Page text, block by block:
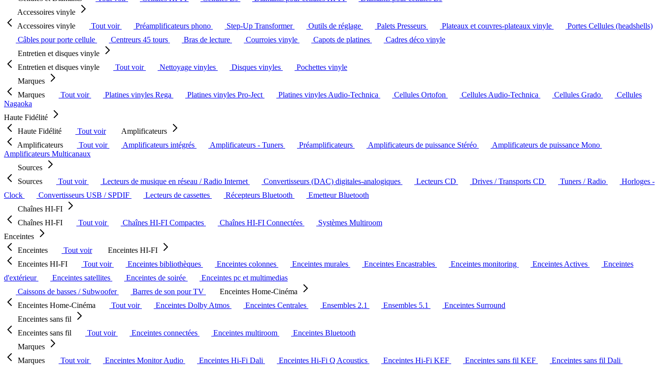
Accessoires vinyle
Accessoires vinyle
Tout voir Préamplificateurs phono Step-Up Transformer Outils de réglage Palets Presseurs Plateaux et couvres-plateaux vinyle
Portes Cellules (headshells)
Câbles pour porte cellule
Centreurs 45 tours Bras de lecture Courroies vinyle Capots de platines
Cadres déco vinyle
Entretien et disques vinyle
Entretien et disques vinyle
Tout voir Nettoyage vinyles Disques vinyles
Pochettes vinyle
Marques
Marques
Tout voir Platines vinyles Rega Platines vinyles Pro-Ject Platines vinyles Audio-Technica Cellules Ortofon Cellules Audio-Technica Cellules Grado
Cellules
Nagaoka
Haute Fidélité
Haute Fidélité
Tout voir
Amplificateurs
Amplificateurs
Tout voir Amplificateurs intégrés Amplificateurs - Tuners Préamplificateurs Amplificateurs de puissance Stéréo
Amplificateurs de puissance Mono
Amplificateurs Multicanaux
Sources
Sources
Tout voir Lecteurs de musique en réseau / Radio Internet Convertisseurs (DAC) digitales-analogiques Lecteurs CD Drives / Transports CD Tuners / Radio
Horloges -
Clock
Convertisseurs USB / SPDIF Lecteurs de cassettes Récepteurs Bluetooth
Emetteur Bluetooth
Chaînes HI-FI
Chaînes HI-FI
Tout voir Chaînes HI-FI Compactes Chaînes HI-FI Connectées
Systèmes Multiroom
Enceintes
Enceintes
Tout voir
Enceintes HI-FI
Enceintes HI-FI
Tout voir Enceintes bibliothèques Enceintes colonnes Enceintes murales Enceintes Encastrables Enceintes monitoring Enceintes Actives
Enceintes
d'extérieur
Enceintes satellites Enceintes de soirée
Enceintes pc et multimedias
Caissons de basses / Subwoofer
Barres de son pour TV
Enceintes Home-Cinéma
Enceintes Home-Cinéma
Tout voir Enceintes Dolby Atmos Enceintes Centrales Ensembles 2.1 Ensembles 5.1
Enceintes Surround
Enceintes sans fil
Enceintes sans fil
Tout voir Enceintes connectées Enceintes multiroom
Enceintes Bluetooth
Marques
Marques
Tout voir Enceintes Monitor Audio Enceintes Hi-Fi Dali Enceintes Hi-Fi Q Acoustics Enceintes Hi-Fi KEF Enceintes sans fil KEF
Enceintes sans fil Dali